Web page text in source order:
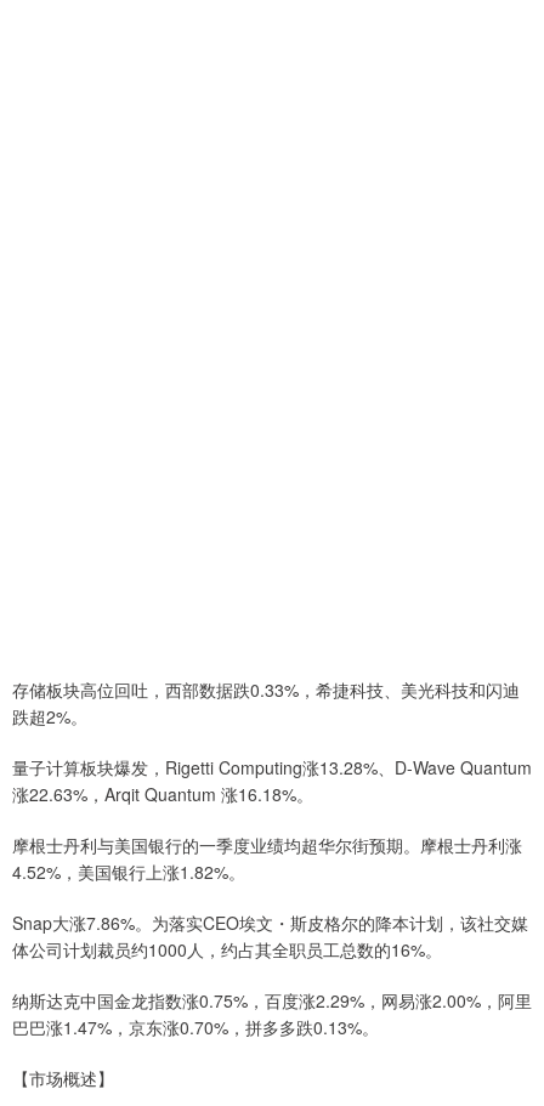
存储板块高位回吐，西部数据跌0.33%，希捷科技、美光科技和闪迪
跌超2%。
量子计算板块爆发，Rigetti Computing涨13.28%、D-Wave Quantum
涨22.63%，Arqit Quantum 涨16.18%。
摩根士丹利与美国银行的一季度业绩均超华尔街预期。摩根士丹利涨
4.52%，美国银行上涨1.82%。
Snap大涨7.86%。为落实CEO埃文・斯皮格尔的降本计划，该社交媒
体公司计划裁员约1000人，约占其全职员工总数的16%。
纳斯达克中国金龙指数涨0.75%，百度涨2.29%，网易涨2.00%，阿里
巴巴涨1.47%，京东涨0.70%，拼多多跌0.13%。
【市场概述】